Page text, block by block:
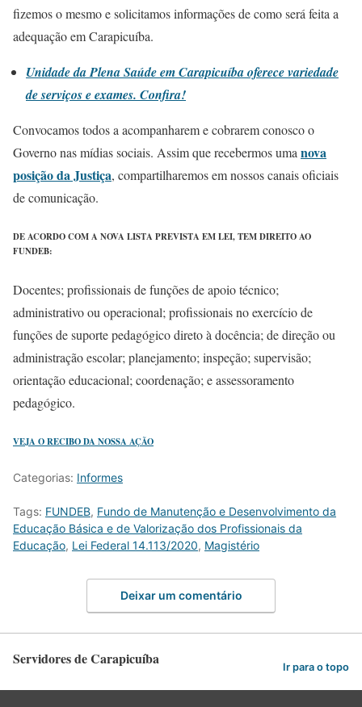
fizemos o mesmo e solicitamos informações de como será feita a
adequação em Carapicuíba.
Unidade da Plena Saúde em Carapicuíba oferece variedade
de serviços e exames. Confira!
Convocamos todos a acompanharem e cobrarem conosco o
Governo nas mídias sociais. Assim que recebermos uma nova
posição da Justiça, compartilharemos em nossos canais oficiais
de comunicação.
DE ACORDO COM A NOVA LISTA PREVISTA EM LEI, TEM DIREITO AO
FUNDEB:
Docentes; profissionais de funções de apoio técnico;
administrativo ou operacional; profissionais no exercício de
funções de suporte pedagógico direto à docência; de direção ou
administração escolar; planejamento; inspeção; supervisão;
orientação educacional; coordenação; e assessoramento
pedagógico.
VEJA O RECIBO DA NOSSA AÇÃO
Categorias: Informes
Tags: FUNDEB, Fundo de Manutenção e Desenvolvimento da
Educação Básica e de Valorização dos Profissionais da
Educação, Lei Federal 14.113/2020, Magistério
Deixar um comentário
Servidores de Carapicuíba Ir para o topo